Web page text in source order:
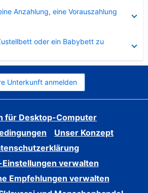
Anzahlung, eine Vorauszahlung
oder ein Babybett zu
Unterkunft anmelden
für Desktop-Computer
Unser Konzept
verwalten
Empfehlungen verwalten